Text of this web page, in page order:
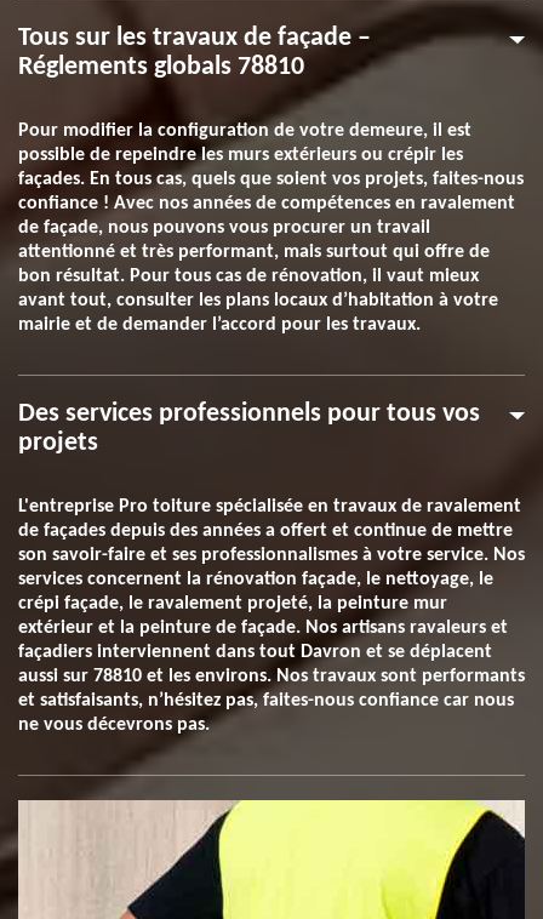
Tous sur les travaux de façade –
Réglements globals 78810
Pour modifier la configuration de votre demeure, il est
possible de repeindre les murs extérieurs ou crépir les
façades. En tous cas, quels que soient vos projets, faites-nous
confiance ! Avec nos années de compétences en ravalement
de façade, nous pouvons vous procurer un travail
attentionné et très performant, mais surtout qui offre de
bon résultat. Pour tous cas de rénovation, il vaut mieux
avant tout, consulter les plans locaux d’habitation à votre
mairie et de demander l’accord pour les travaux.
Des services professionnels pour tous vos
projets
L'entreprise Pro toiture spécialisée en travaux de ravalement
de façades depuis des années a offert et continue de mettre
son savoir-faire et ses professionnalismes à votre service. Nos
services concernent la rénovation façade, le nettoyage, le
crépi façade, le ravalement projeté, la peinture mur
extérieur et la peinture de façade. Nos artisans ravaleurs et
façadiers interviennent dans tout Davron et se déplacent
aussi sur 78810 et les environs. Nos travaux sont performants
et satisfaisants, n’hésitez pas, faites-nous confiance car nous
ne vous décevrons pas.